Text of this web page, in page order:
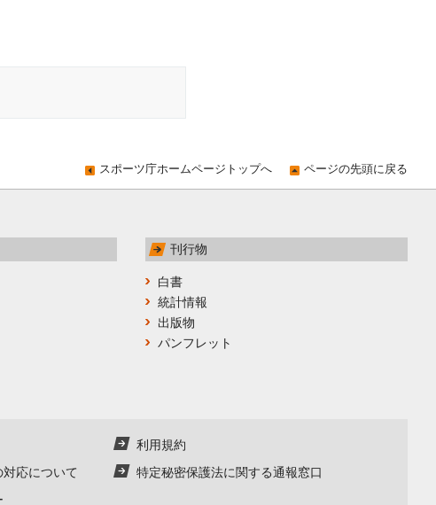
ページの先頭に戻る
スポーツ庁ホームページトップへ
刊行物
白書
統計情報
出版物
パンフレット
利用規約
応について
特定秘密保護法に関する通報窓口